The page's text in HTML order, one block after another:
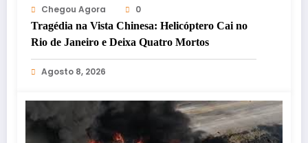
Chegou Agora
0
Tragédia na Vista Chinesa: Helicóptero Cai no
Rio de Janeiro e Deixa Quatro Mortos
Agosto 8, 2026